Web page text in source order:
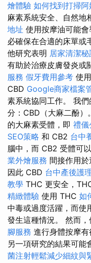
燴體驗 如何找到打掃阿
麻素系統安全、自然地
地址 使用按摩油可能
必確保在合適的床單或
他研究表明 居家清潔秘
有助於治療皮膚發炎或
服務 假牙費用參考 使用
CBD Google商家檔案
素系統協同工作。 我
分：CBD（大麻二酚）
的大麻素受體，即 禮儀
SEO策略 和 CB2 台中
腦中，而 CB2 受體可
業外燴服務 間接作用於
因此 CBD 台中產後護
教學 THC 更安全，
精緻體驗 使用 THC 如
中毒或過度活躍，而使
發生這種情況。 然而，
腳服務 進行身體按摩有
另一項研究的結果可能
菌注射輕鬆減少細紋與